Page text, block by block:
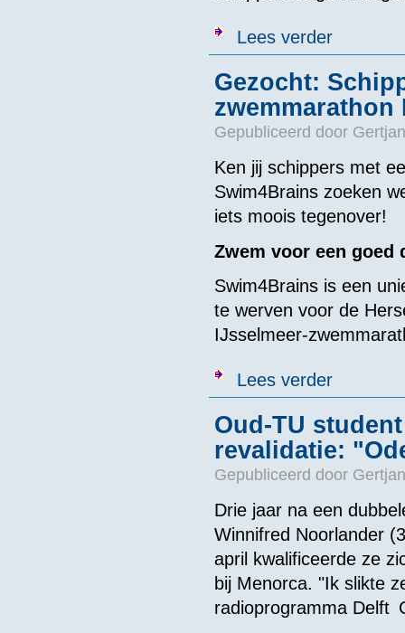
Lees verderover
Gezocht:
Gepubliceerd door
Ken jij schippers met
Swim4Brains zoeken
iets moois tegenover!
Zwem voor een goed
Swim4Brains is een
te werven voor de
IJsselmeer-
Lees verderover Gezocht:
Oud-TU
revalidatie:
Gepubliceerd door
Drie jaar na een
Winnifred Noorlander
april kwalificeerde ze
bij Menorca. "Ik slikte
radioprogramma Delft